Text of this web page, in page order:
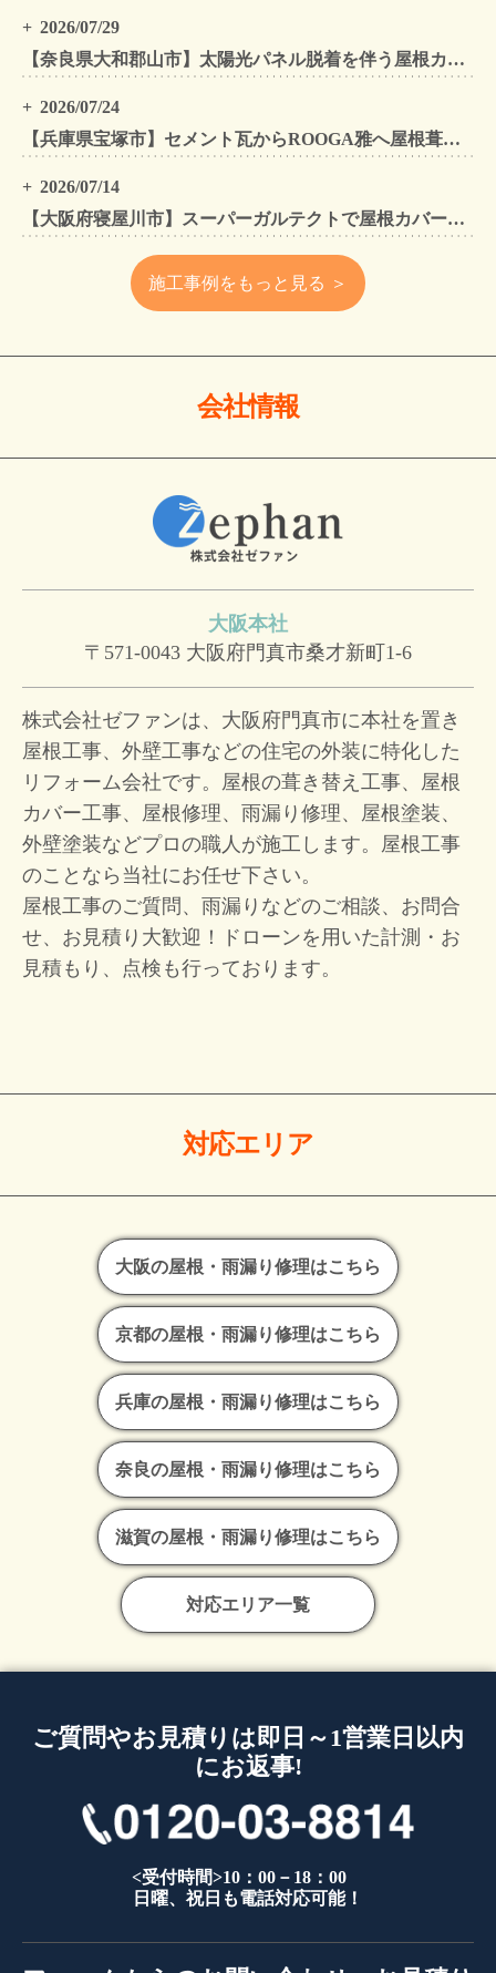
2026/07/29
【奈良県大和郡山市】太陽光パネル脱着を伴う屋根カバー工法・外壁カバー工法・外壁塗装工事｜スーパーガルテクト施工事例
2026/07/24
【兵庫県宝塚市】セメント瓦からROOGA雅へ屋根葺き替え モダングレーで軽量化・外壁塗装も同時施工
2026/07/14
【大阪府寝屋川市】スーパーガルテクトで屋根カバー工法・外壁塗装・雨樋工事｜住まいをトータルリフォームした施工事例
施工事例をもっと見る ＞
会社情報
大阪本社
〒571-0043 大阪府門真市桑才新町1-6
株式会社ゼファンは、大阪府門真市に本社を置き
屋根工事、外壁工事などの住宅の外装に特化した
リフォーム会社です。屋根の葺き替え工事、屋根
カバー工事、屋根修理、雨漏り修理、屋根塗装、
外壁塗装などプロの職人が施工します。屋根工事
のことなら当社にお任せ下さい。
屋根工事のご質問、雨漏りなどのご相談、お問合
せ、お見積り大歓迎！
ドローンを用いた計測・お
見積もり、点検も行っております。
対応エリア
大阪の屋根・雨漏り修理はこちら
京都の屋根・雨漏り修理はこちら
兵庫の屋根・雨漏り修理はこちら
奈良の屋根・雨漏り修理はこちら
滋賀の屋根・雨漏り修理はこちら
対応エリア一覧
ご質問やお見積りは即日～1営業日以内
にお返事!
<受付時間>10：00－18：00
日曜、祝日も電話対応可能！